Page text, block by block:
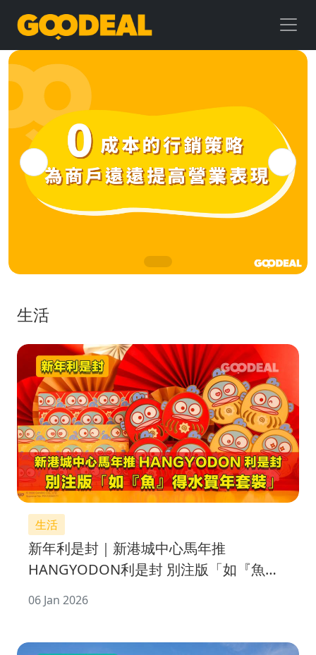
GOODEAL
早
早
鳥
生活
生活
新年利是封｜新港城中心馬年推
HANGYODON利是封 別注版「如『魚』
06 Jan 2026